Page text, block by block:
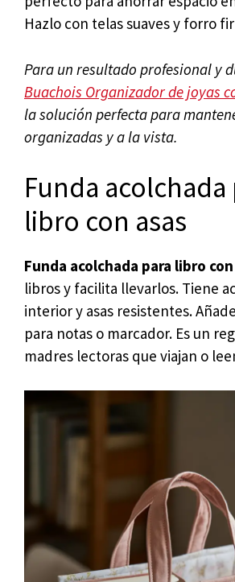
Hazlo con telas suaves y forro
Para un resultado profesional y
Buachois Organizador de joyas
la solución perfecta para
organizadas y a la vista.
Funda acolchada
libro con asas
Funda acolchada para libro
libros y facilita llevarlos. Tiene
interior y asas resistentes.
para notas o marcador. Es un
madres lectoras que viajan o